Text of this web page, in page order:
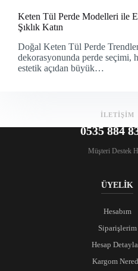
Keten Tül Perde Modelleri ile
Şıklık Katın
Doğal Keten Tül Perde
dekorasyonunda perde seçimi,
estetik açıdan büyük…
İLETİŞİM
0535 884
Müşteri Destek
ÜYELİK
Hesabım
Siparişlerim
Hesap
Kargom